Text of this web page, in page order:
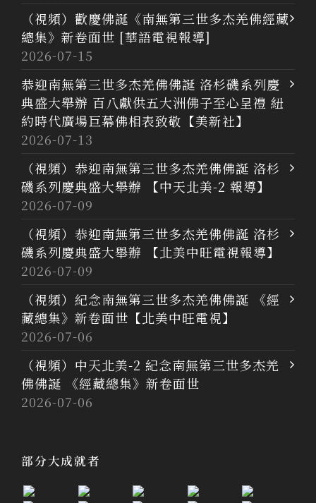
（視頻）歡慶佛誕《南無第三世多杰羌佛經藏
總集》新卷面世 [華語電視報導]
2026-07-15
恭迎南無第三世多杰羌佛佛誕 洛杉磯系列慶
典盛大舉辦 百八獻供五大洲佛子至心呈禮 紐
約時代廣場巨幕佛相表致敬【美新社】
2026-07-13
（視頻）恭迎南無第三世多杰羌佛佛誕 洛杉
磯系列慶典盛大舉辦 【中天北美-2 報導】
2026-07-09
（視頻）恭迎南無第三世多杰羌佛佛誕 洛杉
磯系列慶典盛大舉辦 【北美中旺電視報導】
2026-07-09
（視頻）紀念南無第三世多杰羌佛佛誕 《經
藏總集》新卷面世【北美中旺電視】
2026-07-06
（視頻）中天北美-2 紀念南無第三世多杰羌
佛佛誕 《經藏總集》新卷面世
2026-07-06
部分大成就者